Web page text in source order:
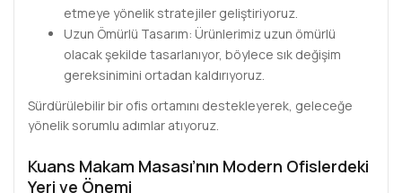
etmeye yönelik stratejiler geliştiriyoruz.
Uzun Ömürlü Tasarım: Ürünlerimiz uzun ömürlü
olacak şekilde tasarlanıyor, böylece sık değişim
gereksinimini ortadan kaldırıyoruz.
Sürdürülebilir bir ofis ortamını destekleyerek, geleceğe
yönelik sorumlu adımlar atıyoruz.
Kuans Makam Masası’nın Modern Ofislerdeki
Yeri ve Önemi